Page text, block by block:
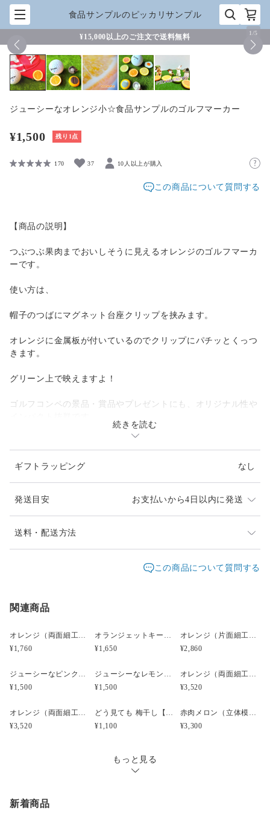
食品サンプルのピッカリサンプル
¥15,000以上のご注文で送料無料 1 /5
ジューシーなオレンジ小☆食品サンプルのゴルフマーカー
¥1,500 残り1点
170 37 10人以上が購入
この商品について質問する
【商品の説明】
つぶつぶ果肉までおいしそうに見えるオレンジのゴルフマーカ
ーです。
使い方は、
帽子のつばにマグネット台座クリップを挟みます。
オレンジに金属板が付いているのでクリップにパチッとくっつ
きます。
グリーン上で映えますよ！
ゴルフコンペの景品・賞品やプレゼントにも、オリジナル性や
オレンジの素材は塩化ビニール樹脂です。
【商品の大きさ】サイズ㍉（縦ｘ横ｘ厚み）30ｘ30ｘ5
続きを読む
ギフトラッピング なし
発送目安 お支払いから4日以内に発送
発送は、通常２～4日以内（土日祝日は除く）に対応さ
レターパックプラスは、重さ４Kgまで全国一律料金600
郵便局員による対面でのお届けとなり、受領印または署
宅急便（ヤマト運輸）は、発送元は愛知県で地域別に送
追跡・補償サービスあり。
お届け日時等にご指定がある場合は、ご購入時に備考欄
※お届け日は、ご購入日の３日以降でお願いします。
※ご購入時が週末の場合は土日祝日を除いた３日以降で
ご面倒をお掛けしますが、ご注文の際はご留意下さい。
送料・配送方法
レターパックプラス
宅急便（ヤマト） ○ ／○ 地域別 ¥0〜
この商品について質問する
関連商品
オレンジ（両面細工）小サイズ☆リアル食品サンプルのフルーツキーホルダー
¥1,760
オランジェットキーホルダー（片面細工）☆リアルな食品サンプルのフルーツキーホルダー
¥1,650
オレンジ（片面細工）☆リアルな食品サンプルのフルーツイヤリング
¥2,860
ジューシーなピンクグレープフルーツ小☆リアルな食品サンプルのゴルフマーカー
¥1,500
ジューシーなレモン小☆リアルな食品サンプルのゴルフマーカー
¥1,500
オレンジ（両面細工）小サイズ☆リアルな食品サンプルのフルーツピアス
¥3,520
オレンジ（両面細工）小サイズ☆リアルな食品サンプルのフルーツイヤリング
¥3,520
どう見ても 梅干し【みつ漬け】）（立体模型）☆リアルな食品サンプルのキーホルダー
¥1,100
赤肉メロン（立体模型）小サイズ☆リアルな食品サンプルのフルーツピアス
¥3,300
もっと見る
新着商品